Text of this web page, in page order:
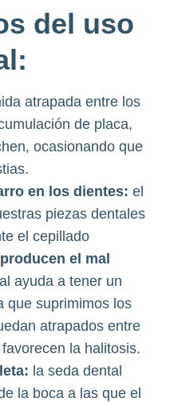
del uso
atrapada entre los
de placa,
ocasionando que
en los dientes: el
piezas dentales
el cepillado
el mal
ayuda a tener un
que suprimimos los
atrapados entre
la halitosis.
la seda dental
la boca a las que el